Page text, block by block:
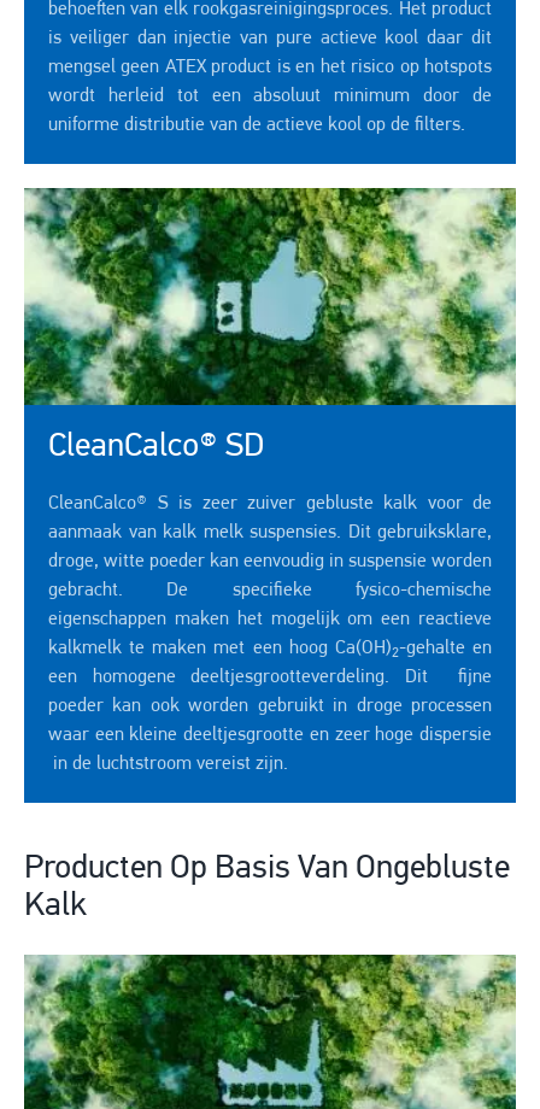
behoeften van elk rookgasreinigingsproces. Het product
is veiliger dan injectie van pure actieve kool daar dit
mengsel geen ATEX product is en het risico op hotspots
wordt herleid tot een absoluut minimum door de
uniforme distributie van de actieve kool op de filters.
CleanCalco® SD
CleanCalco® S is zeer zuiver gebluste kalk voor de
aanmaak van kalk melk suspensies. Dit gebruiksklare,
droge, witte poeder kan eenvoudig in suspensie worden
gebracht. De specifieke fysico-chemische
eigenschappen maken het mogelijk om een reactieve
kalkmelk te maken met een hoog Ca(OH)2-gehalte en
een homogene deeltjesgrootteverdeling. Dit fijne
poeder kan ook worden gebruikt in droge processen
waar een kleine deeltjesgrootte en zeer hoge dispersie
in de luchtstroom vereist zijn.
Producten Op Basis Van Ongebluste
Kalk